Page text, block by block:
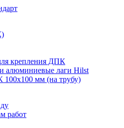
крепления ДПК
алюминиевые лаги Hilst
мм (на трубу)
работ